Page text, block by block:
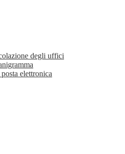
degli uffici
elettronica